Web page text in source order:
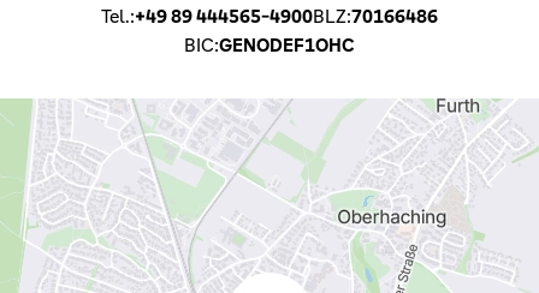
Tel.:+49 89 444565-4900BLZ:70166486
BIC:GENODEF1OHC